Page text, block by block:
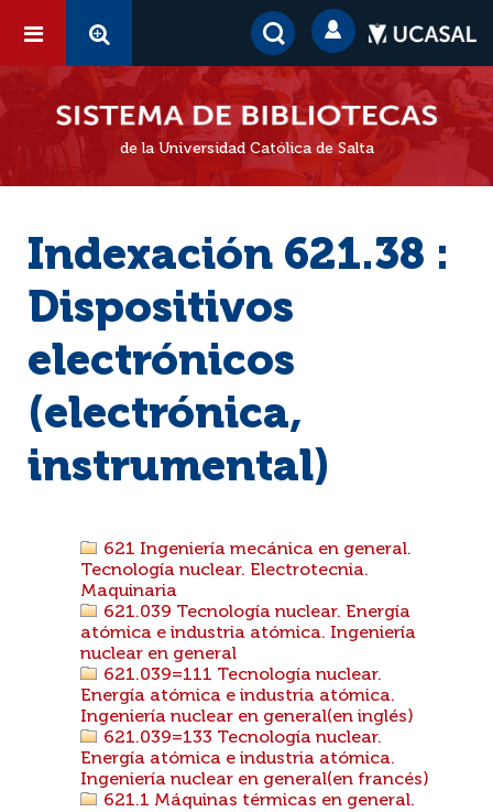
de la Universidad Católica de Salta
Indexación 621.38 :
Dispositivos
electrónicos
(electrónica,
instrumental)
621 Ingeniería mecánica en general.
Tecnología nuclear. Electrotecnia.
Maquinaria
621.039 Tecnología nuclear. Energía
atómica e industria atómica. Ingeniería
nuclear en general
621.039=111 Tecnología nuclear.
Energía atómica e industria atómica.
Ingeniería nuclear en general(en inglés)
621.039=133 Tecnología nuclear.
Energía atómica e industria atómica.
Ingeniería nuclear en general(en francés)
621.1 Máquinas térmicas en general.